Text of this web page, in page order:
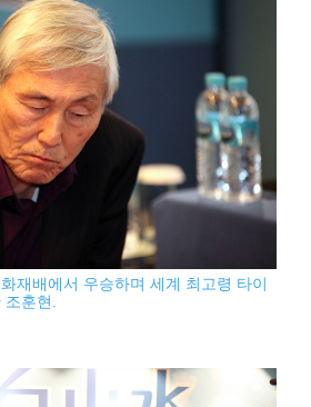
재배에서 우승하며 세계 최고령 타이
훈현.